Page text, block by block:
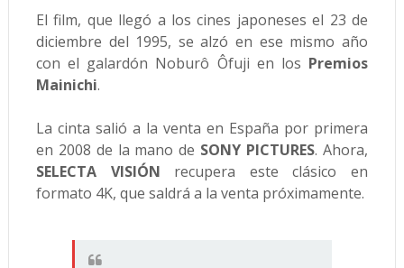
El film, que llegó a los cines japoneses el 23 de
diciembre del 1995, se alzó en ese mismo año
con el galardón Noburô Ôfuji en los Premios
Mainichi.
La cinta salió a la venta en España por primera
en 2008 de la mano de SONY PICTURES. Ahora,
SELECTA VISIÓN recupera este clásico en
formato 4K, que saldrá a la venta próximamente.